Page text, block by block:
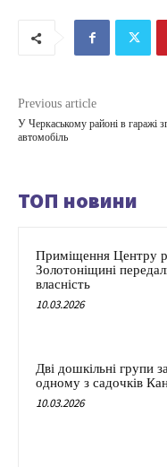
Previous article
У Черкаському районі в гаражі
автомобіль
ТОП новини
Приміщення Центру
Золотоніщині
власність
10.03.2026
Дві дошкільні групи
одному з садочків
10.03.2026